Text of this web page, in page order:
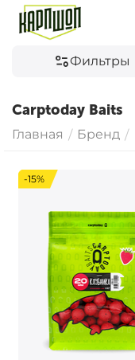
Фильтры
Carptoday Baits
Главная / Бренд /
-15%